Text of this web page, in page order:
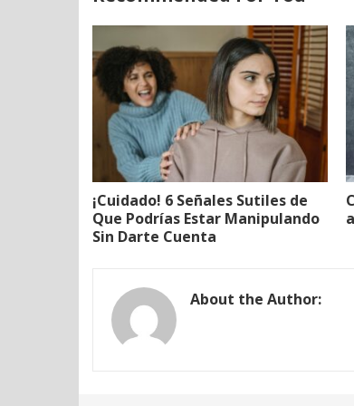
¡Cuidado! 6 Señales Sutiles de
Que Podrías Estar Manipulando
Sin Darte Cuenta
About the Author: